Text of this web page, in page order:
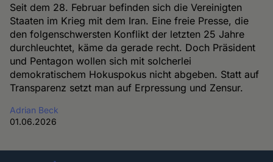
Seit dem 28. Februar befinden sich die Vereinigten
Staaten im Krieg mit dem Iran. Eine freie Presse, die
den folgenschwersten Konflikt der letzten 25 Jahre
durchleuchtet, käme da gerade recht. Doch Präsident
und Pentagon wollen sich mit solcherlei
demokratischem Hokuspokus nicht abgeben. Statt auf
Transparenz setzt man auf Erpressung und Zensur.
Adrian Beck
01.06.2026